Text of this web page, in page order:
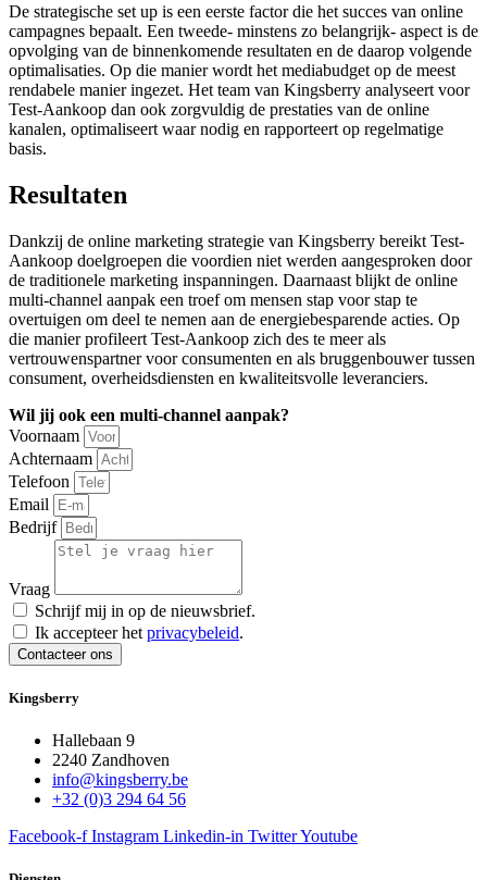
De strategische set up is een eerste factor die het succes van online
campagnes bepaalt. Een tweede- minstens zo belangrijk- aspect is de
opvolging van de binnenkomende resultaten en de daarop volgende
optimalisaties. Op die manier wordt het mediabudget op de meest
rendabele manier ingezet. Het team van Kingsberry analyseert voor
Test-Aankoop dan ook zorgvuldig de prestaties van de online
kanalen, optimaliseert waar nodig en rapporteert op regelmatige
basis.
Resultaten
Dankzij de online marketing strategie van Kingsberry bereikt Test-
Aankoop doelgroepen die voordien niet werden aangesproken door
de traditionele marketing inspanningen. Daarnaast blijkt de online
multi-channel aanpak een troef om mensen stap voor stap te
overtuigen om deel te nemen aan de energiebesparende acties. Op
die manier profileert Test-Aankoop zich des te meer als
vertrouwenspartner voor consumenten en als bruggenbouwer tussen
consument, overheidsdiensten en kwaliteitsvolle leveranciers.
Wil jij ook een multi-channel aanpak?
Voornaam
Achternaam
Telefoon
Email
Bedrijf
Vraag
Schrijf mij in op de nieuwsbrief.
Ik accepteer het privacybeleid.
Contacteer ons
Kingsberry
Hallebaan 9
2240 Zandhoven
info@kingsberry.be
+32 (0)3 294 64 56
Facebook-f Instagram Linkedin-in TwitterYoutube